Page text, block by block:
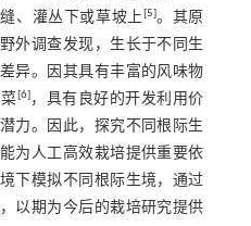
、灌丛下或草坡上[5]。其原
外调查发现，生长于不同生
异。因其具有丰富的风味物
[6]，具有良好的开发利用价
力。因此，探究不同根际生
为人工高效栽培提供重要依
下模拟不同根际生境，通过
以期为今后的栽培研究提供